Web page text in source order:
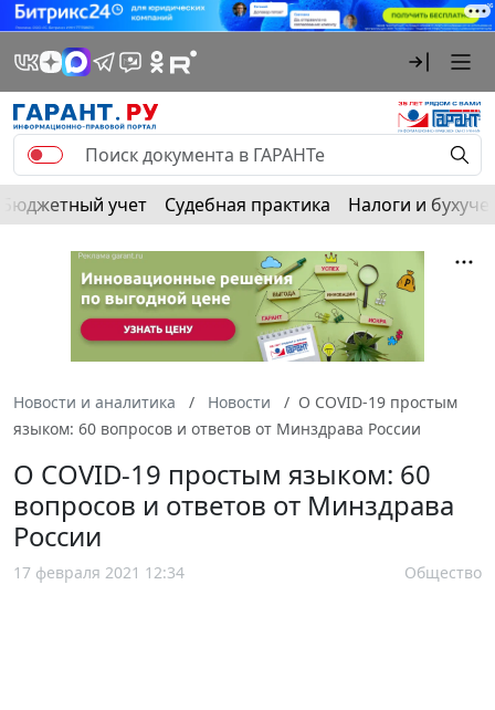
Бюджетный учет Судебная практика Налоги и
Новости и аналитика Новости
О COVID-19 простым
языком: 60 вопросов и ответов от Минздрава России
О COVID-19 простым языком: 60
вопросов и ответов от Минздрава
России
17 февраля 2021 12:34 Общество